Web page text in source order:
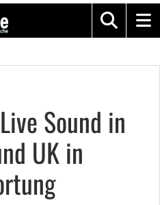
Sound in
UK in